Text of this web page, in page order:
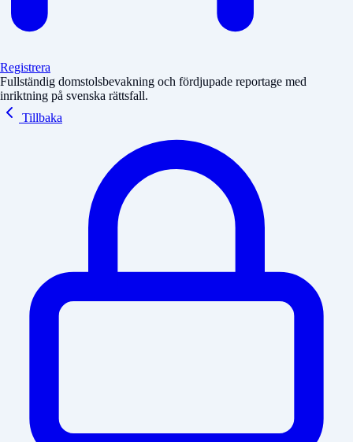
Registrera
Fullständig domstolsbevakning och fördjupade reportage med
inriktning på svenska rättsfall.
Tillbaka